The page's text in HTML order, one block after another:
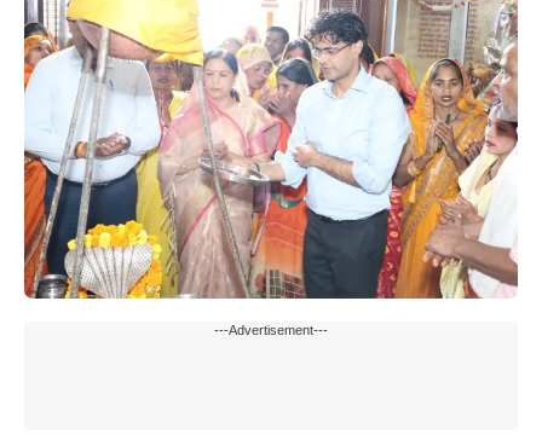
---Advertisement---